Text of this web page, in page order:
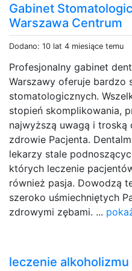
Gabinet
Warszawa Centrum
Dodano: 10 lat 4 miesiące temu
Profesjonalny gabinet
Warszawy oferuje bardzo
stomatologicznych.
stopień skomplikowania,
najwyższą uwagą i
zdrowie Pacjenta.
lekarzy stale
których leczenie
również pasja. Dowodzą
szeroko uśmiechniętych
zdrowymi zębami. ...
leczenie